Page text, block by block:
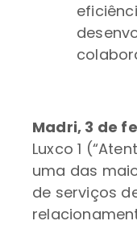
Madri, 3 de
Luxco 1
uma das
de serviços